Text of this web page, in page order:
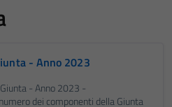
- Anno 2023
- Anno 2023 -
dei componenti della Giunta